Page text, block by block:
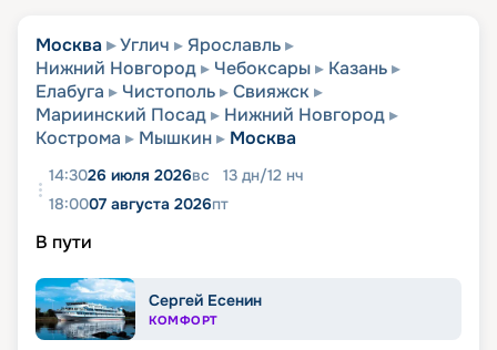
Москва Углич
Ярославль
Нижний Новгород
Чебоксары
Казань
Елабуга
Чистополь
Свияжск
Мариинский Посад
Нижний Новгород
Кострома
Мышкин Москва
14:3026 июля 2026вс 13 дн/12 нч
18:0007 августа 2026пт
В пути
Сергей Есенин
КОМФОРТ